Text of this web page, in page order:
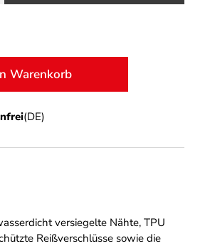
gewünschten Wert
Warenkorb
(DE)
versiegelte Nähte, TPU
Reißverschlüsse sowie die